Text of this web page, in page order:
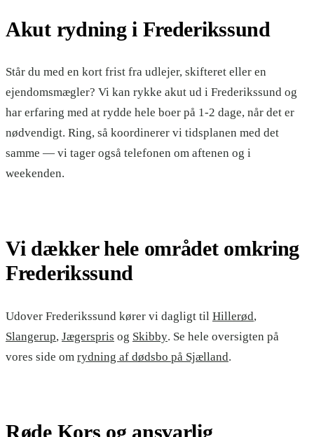
Akut rydningi Frederikssund
Står du med en kort frist fra udlejer, skifteret eller en
ejendomsmægler? Vi kan rykke akut ud i Frederikssund og
har erfaring med at rydde hele boer på 1-2 dage, når det er
nødvendigt. Ring, så koordinerer vi tidsplanen med det
samme — vi tager også telefonen om aftenen og i
weekenden.
Vi dækker hele området omkring
Frederikssund
Udover Frederikssund kører vi dagligt til Hillerød,
Slangerup, Jægerspris og Skibby. Se hele oversigten på
vores side om rydning af dødsbo på Sjælland.
Røde Kors og ansvarlig